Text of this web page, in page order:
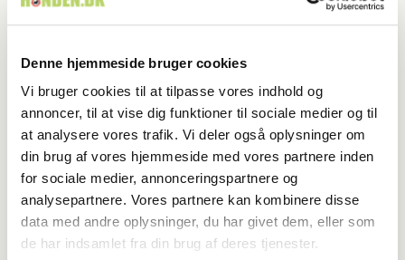
Denne hjemmeside bruger cookies
Vi bruger cookies til at tilpasse vores indhold og
annoncer, til at vise dig funktioner til sociale medier og til
at analysere vores trafik. Vi deler også oplysninger om
din brug af vores hjemmeside med vores partnere inden
for sociale medier, annonceringspartnere og
analysepartnere. Vores partnere kan kombinere disse
data med andre oplysninger, du har givet dem, eller som
de har indsamlet fra din brug af deres tjenester.